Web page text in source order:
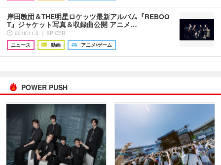
岸田教団＆THE明星ロケッツ最新アルバム『REBOO
T』ジャケット写真＆収録曲公開 アニメ…
2018.11.5 ｜ SPICER
ニュース
動画 アニメ/ゲーム
POWER PUSH